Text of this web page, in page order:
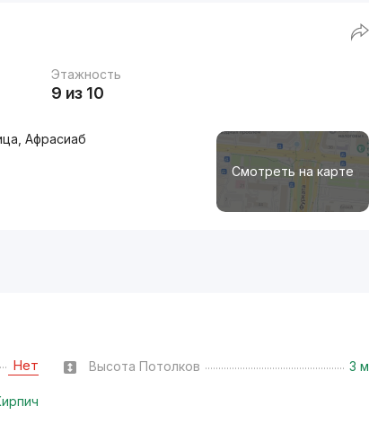
Этажность
9 из 10
Смотреть на карте
Афрасиаб
Нет Высота Потолков 3 м